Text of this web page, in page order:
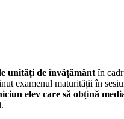
unități de învățământîn
examenul maturității în
elev care să obțină